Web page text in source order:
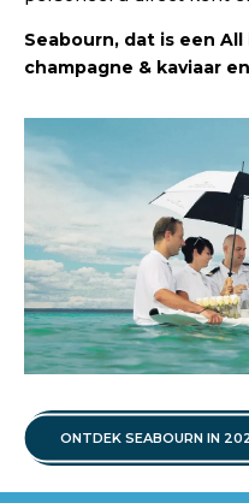
Seabourn, dat is een
champagne & kaviaar
ONTDEK SEABOURN IN